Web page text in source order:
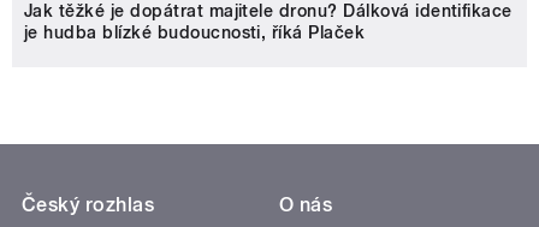
Jak těžké je dopátrat majitele dronu? Dálková identifikace
je hudba blízké budoucnosti, říká Plaček
Český rozhlas
O nás